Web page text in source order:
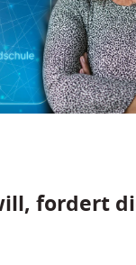
fordert